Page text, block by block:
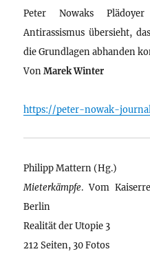
Peter Nowaks
Antirassismus übersieht,
die Grundlagen abhanden
VonMarek Winter
https://peter-nowak-
Philipp Mattern (Hg.)
Mieterkämpfe. Vom
Berlin
Realität der Utopie 3
212 Seiten, 30 Fotos